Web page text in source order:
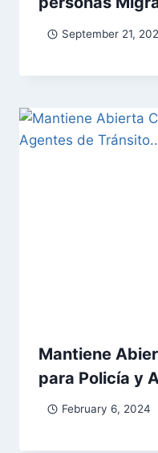
September 21,
Mantiene
para Policía y
February 6, 2024